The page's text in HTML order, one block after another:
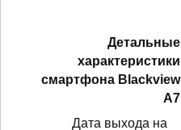
Детальные
характеристики
смартфонa Blackview
A7
Дата выхода на